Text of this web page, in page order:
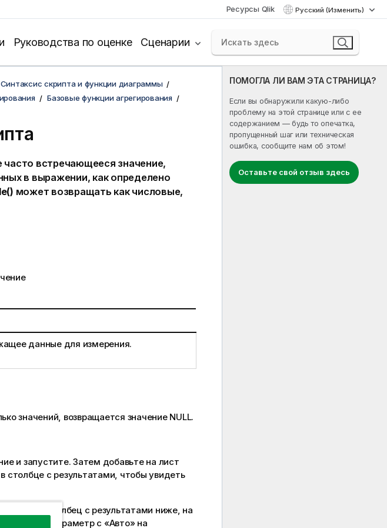
Ресурсы Qlik Русский (Изменить)
Руководства по оценке Сценарии
ПОМОГЛА ЛИ ВАМ ЭТА СТРАНИЦА?
Если вы обнаружили какую-либо
проблему на этой странице или с ее
содержанием — будь то опечатка,
пропущенный шаг или техническая
ошибка, сообщите нам об этом!
Оставьте свой отзыв здесь
Синтаксис скрипта и функции диаграммы
Базовые функции агрегирования
встречающееся значение,
в выражении, как определено
может возвращать как числовые,
данные для измерения.
значений, возвращается значение NULL.
и запустите. Затем добавьте на лист
столбце с результатами, чтобы увидеть
же, как столбец с результатами ниже, на
параметр с «Авто» на